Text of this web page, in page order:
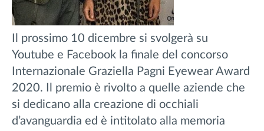
Il prossimo 10 dicembre si svolgerà su
Youtube e Facebook la finale del concorso
Internazionale Graziella Pagni Eyewear Award
2020. Il premio è rivolto a quelle aziende che
si dedicano alla creazione di occhiali
d’avanguardia ed è intitolato alla memoria